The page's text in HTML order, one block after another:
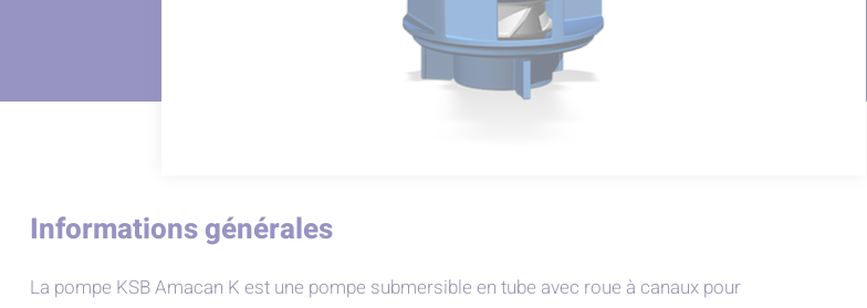
Informations générales
La pompe KSB Amacan K est une pompe submersible en tube avec roue à canaux pour